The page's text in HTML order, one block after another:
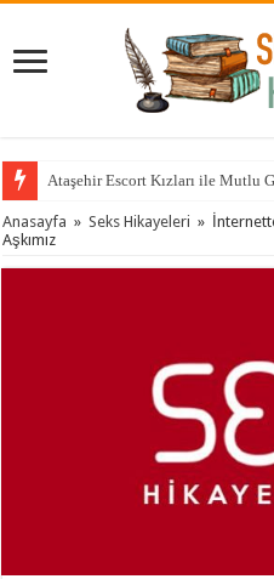
Ataşehir Escort Kızları ile Mutlu
Anasayfa » Seks Hikayeleri »
Aşkımız